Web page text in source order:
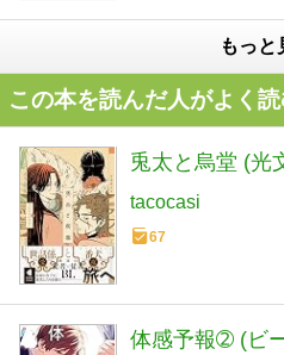
もっと
この本を読んだ人がよく
兎太と烏堂 (光
tacocasi
67
体感予報➁ (ビ